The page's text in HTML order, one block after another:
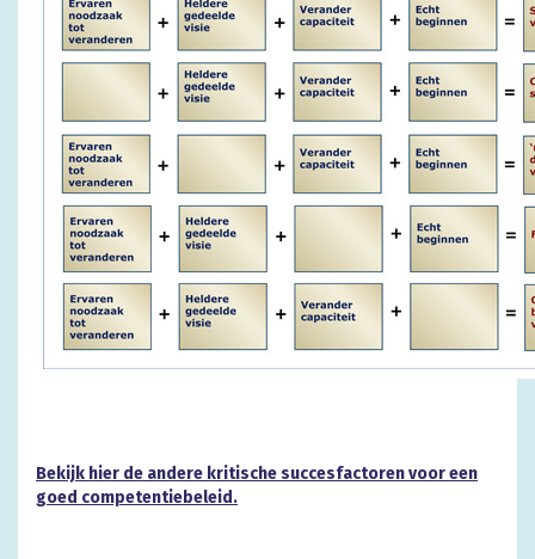
Bekijk hier de andere kritische succesfactoren voor een
goed competentiebeleid.